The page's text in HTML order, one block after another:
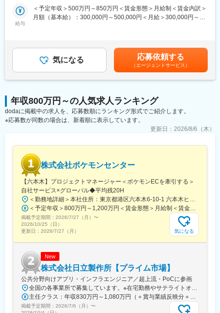
「買う喜び、売る喜び、創る喜びを世界に広げる」を基本理念
に、Hondaでは数々の製品を創業から生み出し続けてきました。
い、推進する力のある従業員には、入社直後であっても大きな仕
事が任されます。Hondaは在籍する従業員の約30％が中途採用で
入社し、活躍しています。「人材の多様性」を大切にしているの
で、「こんな仕事をしてみたい」「こんなやり方でやってみた
変更の範囲：会社の定める業務
す。
に向けた市場・競合・顧客等の調査業務、各種データ分析や仮説
検証
・産学連携、オープンイノベーションやベンチャー企業との協
■働き方制度・福利厚生：
両立支援制度：ライフイベントと仕事の両立を支援する制度を多
業／介護時短／介護相談窓口／出産・入学祝金／育児サービス利
用補助／ベビーシッター費用補助／介護休業見舞金／介護サービ
ス利用補助など）
■当社について：
（1）私たちは地域に根差したエネルギー企業として前身の名古屋
ガスから100年以上、地域社会に支えられ発展してまいりまし
た。今では東海三県を中心に合計約290万件のお客さまにエネル
ギーを通じた価値を提供しています。
（2）都市ガスの原料である天然ガスは環境負荷が低く、今後も、
天然ガスシフトを始めとした需要拡大が見込まれています。長期
的にはカーボンニュートラルを始めとした持続的成長を意識した
エネルギー施策が推進されますが、都市ガス（および天然ガス）
は引き続き重要視されていきます。
（3）技術革新やデジタル化のさらなる進展にあわせ、ライフスタ
イルやビジネススタイルは変化していき、当社のビジネスのあり
方も常に変化し続けています。
（4）経営環境は急速に変化していきますが、当社は、今後も当地
域を大切にしながら、都市ガス・LPガス・電力・水素等のエネル
給与
＜予定年収＞500万円～850万円＜賃金形態＞月給制＜賃金内訳＞
月額（基本給）：300,000円～500,000円＜月給＞300,000円～
外手当など支給800万円／35歳（月給45万円＋賞与）※別途、時間
外手当など支給賃金はあくまでも目安の金額であり、選考を通じ
て上下する可能性があります。月給(月額)は固定手当を含めた表記
です。
気になる 応募依頼する
（エージェントサービス）
年収800万円～の人気求人ランキング
dodaに掲載中の求人を、応募数順にランキング形式でご紹介します。
※応募数が同数の場合は、新着順に表示しています。
更新日： 2026/8/6（木）
株式会社ポケモンセンター
【六本木】プロジェクトマネージャー＜ポケモンECを牽引する＞
自社サービス×グローバル◆平均残20H
＜勤務地詳細＞本社住所：東京都港区六本木6-10-1 六本木ヒルズ森タワー47F受動喫煙対策：屋内全面禁煙変更の範囲：会社の定める事業所（リモートワーク含む）
＜予定年収＞800万円～1,200万円＜賃金形態＞月給制＜賃金内訳＞月額（基本給）：598,822円～837,000円固定残業手当/月：109,011円～163,480円（固定残業時間25時間0分/月）超過した時間外労働の残業手当は追加支給＜月給＞707,833円～1,000,480円（一律手当を含む）＜昇給有無＞有＜残業手当＞有賃金はあくまでも目安の金額であり、選考を通じて上下する可能性があります。月給(月額)は固定手当を含めた表記です。
掲載予定期間： 2026/7/27（月） 〜
2026/10/25（日）
更新日： 2026/7/27（月） 気になる
New
株式会社日立製作所【プライム市場】
公共分野向けアプリ・インフラエンジニア／超上流・PoCに参画
全国の各事業所で募集しています。※在宅勤務やサテライトオフィス勤務を併用しながらの勤務が可能です。＜北海道・東北＞・北海道、宮城＜関東＞・東京、神奈川、埼玉、千葉、茨城＜東海＞愛知＜関西＞大阪、兵庫＜中国・四国・九州＞広島、岡山、福岡または各拠点周辺のお客さま先※受動喫煙対策あり（屋内全面禁煙）
主任クラス：年収830万円～1,080万円（＋賞与業績反映分＋諸手当） 課長クラス：年収1,150万円～1,500万円（＋賞与業績反映分＋諸手当）
掲載予定期間： 2026/7/6（月） 〜